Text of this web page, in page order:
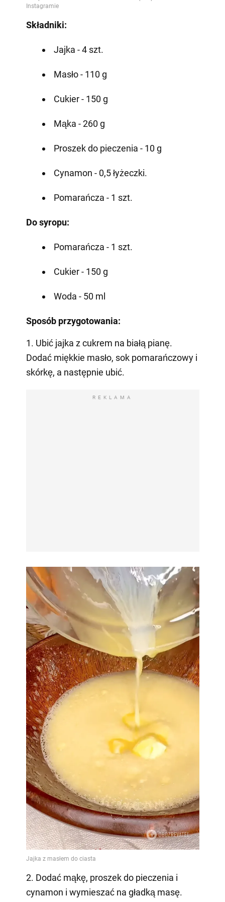
Składniki:
Jajka - 4 szt.
Masło - 110 g
Cukier - 150 g
Mąka - 260 g
Proszek do pieczenia - 10 g
Cynamon - 0,5 łyżeczki.
Pomarańcza - 1 szt.
Do syropu:
Pomarańcza - 1 szt.
Cukier - 150 g
Woda - 50 ml
Sposób przygotowania:
1. Ubić jajka z cukrem na białą pianę.
Dodać miękkie masło, sok pomarańczowy i
skórkę, a następnie ubić.
REKLAMA
2. Dodać mąkę, proszek do pieczenia i
cynamon i wymieszać na gładką masę.